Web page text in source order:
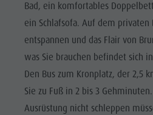
Bad, ein komfortables
ein Schlafsofa. Auf dem privaten
entspannen und das Flair von
was Sie brauchen befindet sich
Den Bus zum Kronplatz, der 2,5
Sie zu Fuß in 2 bis 3
Ausrüstung nicht schleppen